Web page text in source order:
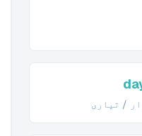
/ تیاری